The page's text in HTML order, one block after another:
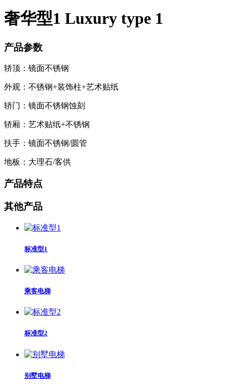
奢华型1 Luxury type 1
产品参数
轿顶：镜面不锈钢
外观：不锈钢+装饰柱+艺术贴纸
轿门：镜面不锈钢蚀刻
轿厢：艺术贴纸+不锈钢
扶手：镜面不锈钢/圆管
地板：大理石/客供
产品特点
其他产品
标准型1
乘客电梯
标准型2
别墅电梯